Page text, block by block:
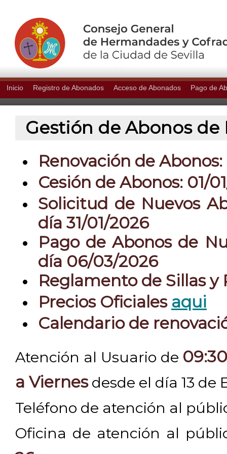
Inicio Registro de Abonados Acceso de Abonados Pago de
Gestión de Abonos de
Renovación de
Cesión de Abonos: 01/
Solicitud de Nuevos
día 31/01/2026
Pago de Abonos de
día 06/03/2026
Reglamento de Sillas y
Precios Oficiales aqui
Calendario de
Atención al Usuario de
a Viernesdesde el día 13 de
Teléfono de atención al
Oficina de atención al